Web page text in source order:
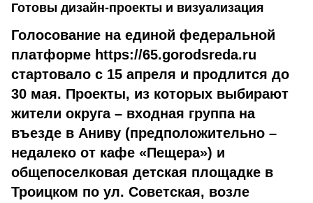
Готовы дизайн-проекты и визуализация
Голосование на единой федеральной
платформе https://65.gorodsreda.ru
стартовало с 15 апреля и продлится до
30 мая. Проекты, из которых выбирают
жители округа – входная группа на
въезде в Аниву (предположительно –
недалеко от кафе «Пещера») и
общепоселковая детская площадке в
Троицком по ул. Советская, возле